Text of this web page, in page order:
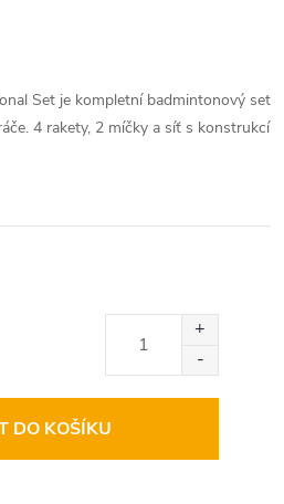
Set je kompletní badmintonový set
4 rakety, 2 míčky a síť s konstrukcí
DO KOŠÍKU